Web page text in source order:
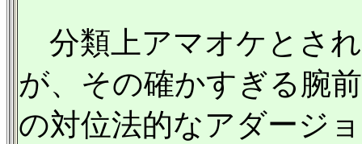
分類上アマオケとさ
が、その確かすぎる腕
の対位法的なアダージ